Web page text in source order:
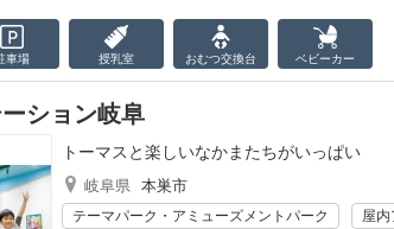
車場 授乳室 おむつ交換台 ベビーカー
ーション岐阜
トーマスと楽しいなかまたちがいっぱい
岐阜県 本巣市
テーマパーク・アミューズメントパーク 屋